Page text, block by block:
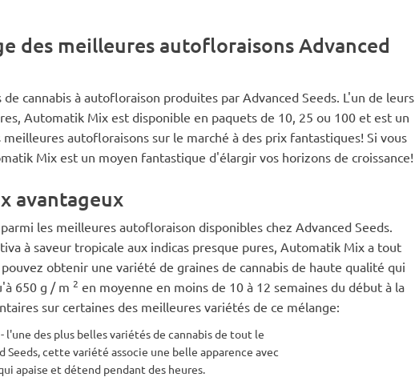
des meilleures autofloraisons Advanced
cannabis à autofloraison produites par Advanced Seeds. L'un de leurs
Automatik Mix est disponible en paquets de 10, 25 ou 100 et est un
autofloraisons sur le marché à des prix fantastiques! Si vous
Mix est un moyen fantastique d'élargir vos horizons de croissance!
avantageux
les meilleures autofloraison disponibles chez Advanced Seeds.
à saveur tropicale aux indicas presque pures, Automatik Mix a tout
obtenir une variété de graines de cannabis de haute qualité qui
650 g / m 2 en moyenne en moins de 10 à 12 semaines du début à la
sur certaines des meilleures variétés de ce mélange:
- l'une des plus belles variétés de cannabis de tout le
Seeds, cette variété associe une belle apparence avec
apaise et détend pendant des heures.